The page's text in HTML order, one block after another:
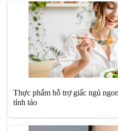
Thực phẩm hỗ trợ giấc ngủ
tỉnh táo